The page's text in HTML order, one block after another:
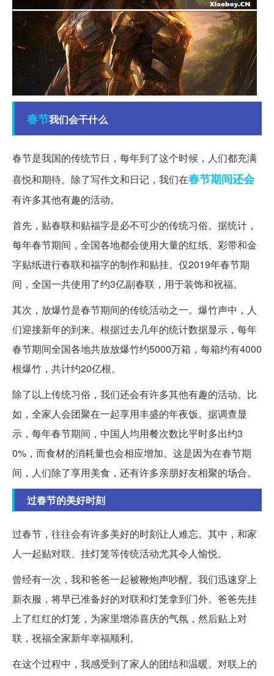
春节我们会干什么
春节是我国的传统节日，每年到了这个时候，人们都充满
喜悦和期待。除了写作文和日记，我们在春节期间还会
有许多其他有趣的活动。
首先，贴春联和贴福字是必不可少的传统习俗。据统计，
每年春节期间，全国各地都会使用大量的红纸、彩带和金
字贴纸进行春联和福字的制作和贴挂。仅2019年春节期
间，全国一共使用了约3亿副春联，用于装饰和祝福。
其次，放爆竹是春节期间的传统活动之一。爆竹声中，人
们迎接新年的到来。根据过去几年的统计数据显示，每年
春节期间全国各地共放放爆竹约5000万箱，每箱约有4000
根爆竹，共计约20亿根。
除了以上传统习俗，我们还会有许多其他有趣的活动。比
如，全家人会团聚在一起享用丰盛的年夜饭。据调查显
示，每年春节期间，中国人均用餐次数比平时多出约3
0%，而食材的消耗量也会相应增加。这是因为在春节期
间，人们除了享用美食，还有许多亲朋好友相聚的场合。
过春节的美好时刻
过春节，往往会有许多美好的时刻让人难忘。其中，和家
人一起贴对联、挂灯笼等传统活动尤其令人愉悦。
曾经有一次，我和爸爸一起被鞭炮声吵醒。我们迅速穿上
新衣服，将早已准备好的对联和灯笼拿到门外。爸爸先挂
上了红红的灯笼，为家里增添喜庆的气氛，然后贴上对
联，祝福全家新年幸福顺利。
在这个过程中，我感受到了家人的团结和温暖。对联上的